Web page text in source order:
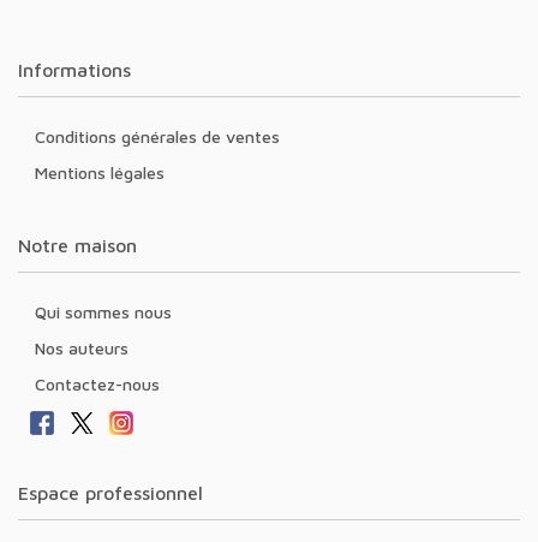
Informations
Conditions générales de ventes
Mentions légales
Notre maison
Qui sommes nous
Nos auteurs
Contactez-nous
Espace professionnel